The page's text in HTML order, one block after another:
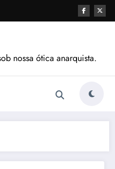
nossa ótica anarquista.